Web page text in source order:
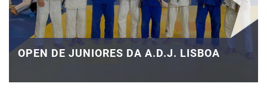
OPEN DE JUNIORES DA A.D.J. LISBOA